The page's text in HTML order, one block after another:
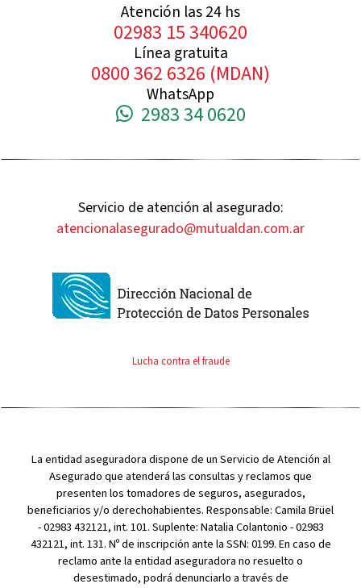
Atención las 24 hs
02983 15 340620
Línea gratuita
0800 362 6326 (MDAN)
WhatsApp
2983 34 0620
Servicio de atención al asegurado:
atencionalasegurado@mutualdan.com.ar
Lucha contra el fraude
La entidad aseguradora dispone de un Servicio de Atención al
Asegurado que atenderá las consultas y reclamos que
presenten los tomadores de seguros, asegurados,
beneficiarios y/o derechohabientes. Responsable: Camila Brüel
- 02983 432121, int. 101. Suplente: Natalia Colantonio - 02983
432121, int. 131. Nº de inscripción ante la SSN: 0199. En caso de
reclamo ante la entidad aseguradora no resuelto o
desestimado, podrá denunciarlo a través de